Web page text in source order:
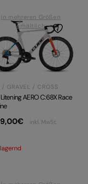
In mehreren Größen
erhältlich
/ GRAVEL / CROSS
AERO C:68X Race
€ inkl. MwSt.